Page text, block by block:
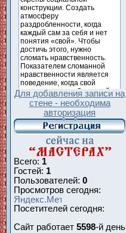
Для добавления записи на
стене - необходима
авторизация
Всего: 1
Гостей: 1
Пользователей: 0
Просмотров сегодня:
Посетителей сегодня:
Сайт работает 5598-й день